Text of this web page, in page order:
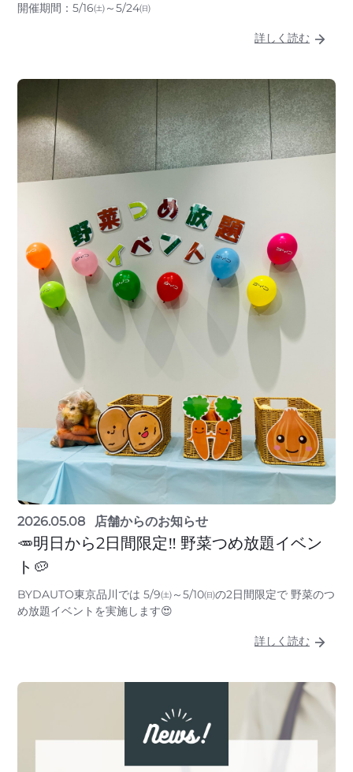
開催期間：5/16㈯～5/24㈰
詳しく読む
2026.05.08 店舗からのお知らせ
🥕明日から2日間限定‼ 野菜つめ放題イベン
ト🥔
BYDAUTO東京品川では 5/9㈯～5/10㈰の2日間限定で 野菜のつ
め放題イベントを実施します😍
詳しく読む